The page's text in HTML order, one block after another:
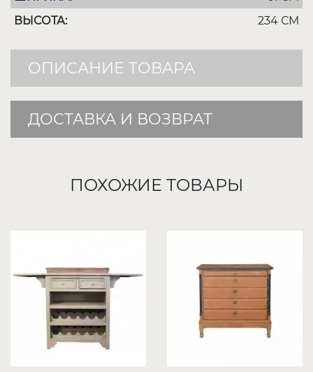
ВЫСОТА:
234 СМ
ОПИСАНИЕ ТОВАРА
ДОСТАВКА И ВОЗВРАТ
ПОХОЖИЕ ТОВАРЫ